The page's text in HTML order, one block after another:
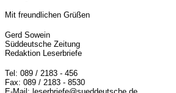
Mit freundlichen Grüßen
Gerd Sowein
Süddeutsche Zeitung
Redaktion Leserbriefe
Tel: 089 / 2183 - 456
Fax: 089 / 2183 - 8530